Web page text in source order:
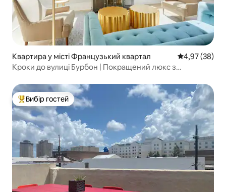
Квартира у місті Французький квартал Середня
4,97 (38)
Кроки до вулиці Бурбон | Покращений люкс з
Топ вибір гостей
Вибір гостей